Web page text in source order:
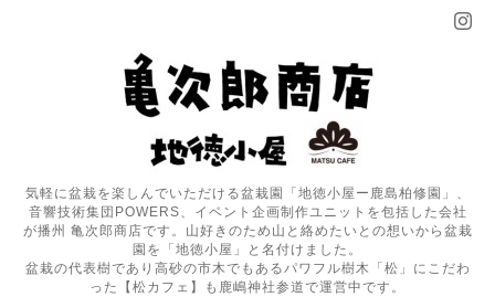
気軽に盆栽を楽しんでいただける盆栽園「地徳小屋ー鹿島柏修園」、
音響技術集団POWERS、イベント企画制作ユニットを包括した会社
が播州 亀次郎商店です。山好きのため山と絡めたいとの想いから盆栽
園を「地徳小屋」と名付けました。
盆栽の代表樹であり高砂の市木でもあるパワフル樹木「松」にこだわ
った【松カフェ】も鹿嶋神社参道で運営中です。